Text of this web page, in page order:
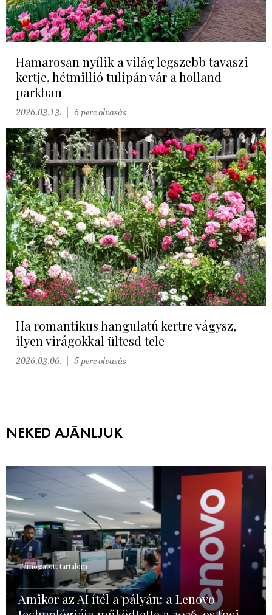
Hamarosan nyílik a világ legszebb tavaszi
kertje, hétmillió tulipán vár a holland
parkban
2026.03.13. 6 perc olvasás
Ha romantikus hangulatú kertre vágysz,
ilyen virágokkal ültesd tele
2026.03.06. 5 perc olvasás
NEKED AJÁNLJUK
Támogatott tartalom
Amikor az AI ítél a pályán: a Lenovo